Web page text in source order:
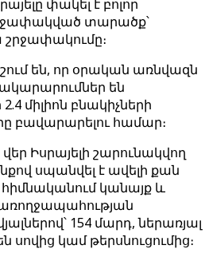
փակել է բոլոր
տարածք՝
շրջափակումը։
են, որ օրական առնվազն
են
միլիոն բնակիչների
բավարարելու համար։
Իսրայելի շարունակվող
սպանվել է ավելի քան
կանայք և
154 մարդ, ներառյալ
սովից կամ թերսնուցումից։